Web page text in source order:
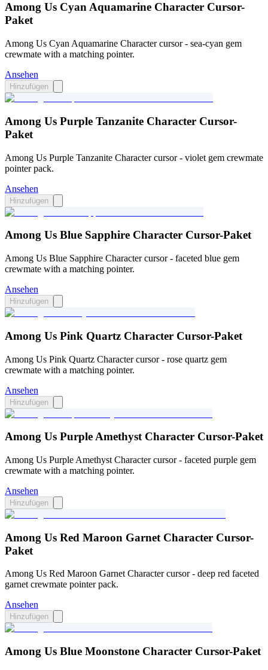
Among Us Cyan Aquamarine Character Cursor-
Paket
Among Us Cyan Aquamarine Character cursor - sea-cyan gem
crewmate with a matching pointer.
Ansehen
Hinzufügen
Among Us Purple Tanzanite Character Cursor-
Paket
Among Us Purple Tanzanite Character cursor - violet gem crewmate
pointer pack.
Ansehen
Hinzufügen
Among Us Blue Sapphire Character Cursor-Paket
Among Us Blue Sapphire Character cursor - faceted blue gem
crewmate with a matching pointer.
Ansehen
Hinzufügen
Among Us Pink Quartz Character Cursor-Paket
Among Us Pink Quartz Character cursor - rose quartz gem
crewmate with a matching pointer.
Ansehen
Hinzufügen
Among Us Purple Amethyst Character Cursor-Paket
Among Us Purple Amethyst Character cursor - faceted purple gem
crewmate with a matching pointer.
Ansehen
Hinzufügen
Among Us Red Maroon Garnet Character Cursor-
Paket
Among Us Red Maroon Garnet Character cursor - deep red faceted
garnet crewmate pointer pack.
Ansehen
Hinzufügen
Among Us Blue Moonstone Character Cursor-Paket